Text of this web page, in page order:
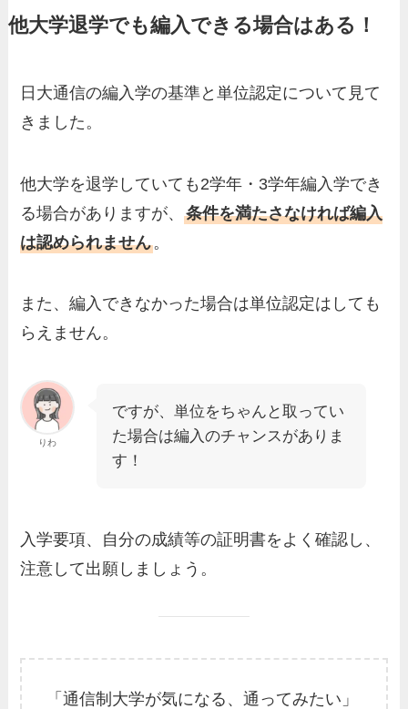
他大学退学でも編入できる場合はある！
日大通信の編入学の基準と単位認定について見て
きました。
他大学を退学していても2学年・3学年編入学でき
る場合がありますが、条件を満たさなければ編入
は認められません。
また、編入できなかった場合は単位認定はしても
らえません。
りわ
ですが、単位をちゃんと取ってい
た場合は編入のチャンスがありま
す！
入学要項、自分の成績等の証明書をよく確認し、
注意して出願しましょう。
「通信制大学が気になる、通ってみたい」